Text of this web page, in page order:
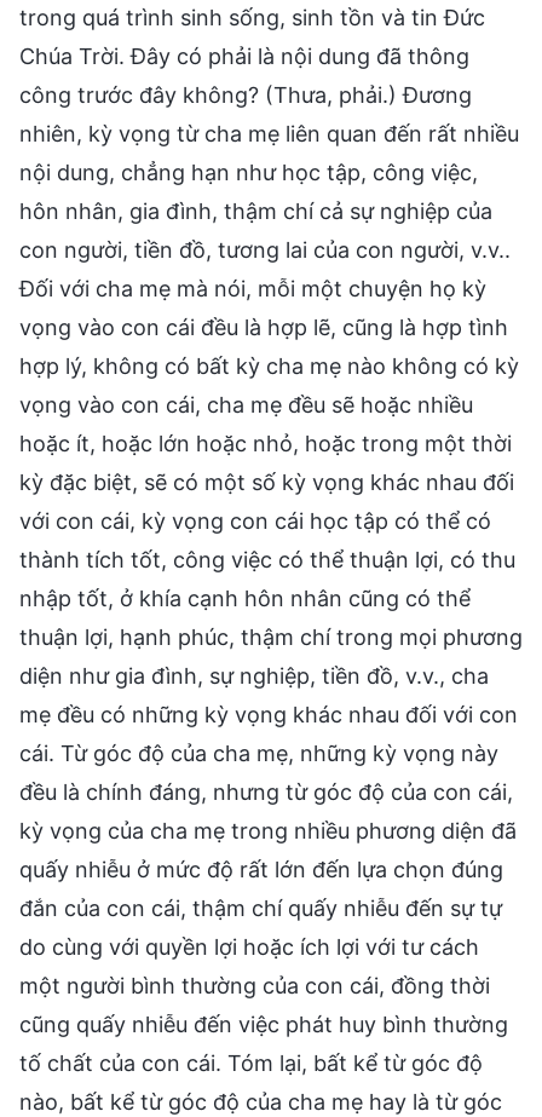
trong quá trình sinh sống, sinh tồn và tin Đức
Chúa Trời. Đây có phải là nội dung đã thông
công trước đây không? (Thưa, phải.) Đương
nhiên, kỳ vọng từ cha mẹ liên quan đến rất nhiều
nội dung, chẳng hạn như học tập, công việc,
hôn nhân, gia đình, thậm chí cả sự nghiệp của
con người, tiền đồ, tương lai của con người, v.v..
Đối với cha mẹ mà nói, mỗi một chuyện họ kỳ
vọng vào con cái đều là hợp lẽ, cũng là hợp tình
hợp lý, không có bất kỳ cha mẹ nào không có kỳ
vọng vào con cái, cha mẹ đều sẽ hoặc nhiều
hoặc ít, hoặc lớn hoặc nhỏ, hoặc trong một thời
kỳ đặc biệt, sẽ có một số kỳ vọng khác nhau đối
với con cái, kỳ vọng con cái học tập có thể có
thành tích tốt, công việc có thể thuận lợi, có thu
nhập tốt, ở khía cạnh hôn nhân cũng có thể
thuận lợi, hạnh phúc, thậm chí trong mọi phương
diện như gia đình, sự nghiệp, tiền đồ, v.v., cha
mẹ đều có những kỳ vọng khác nhau đối với con
cái. Từ góc độ của cha mẹ, những kỳ vọng này
đều là chính đáng, nhưng từ góc độ của con cái,
kỳ vọng của cha mẹ trong nhiều phương diện đã
quấy nhiễu ở mức độ rất lớn đến lựa chọn đúng
đắn của con cái, thậm chí quấy nhiễu đến sự tự
do cùng với quyền lợi hoặc ích lợi với tư cách
một người bình thường của con cái, đồng thời
cũng quấy nhiễu đến việc phát huy bình thường
tố chất của con cái. Tóm lại, bất kể từ góc độ
nào, bất kể từ góc độ của cha mẹ hay là từ góc